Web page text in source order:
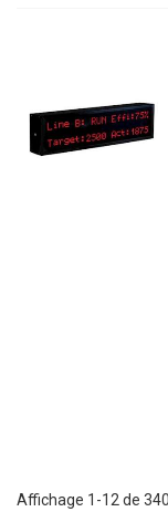
Affichage 1-12 de